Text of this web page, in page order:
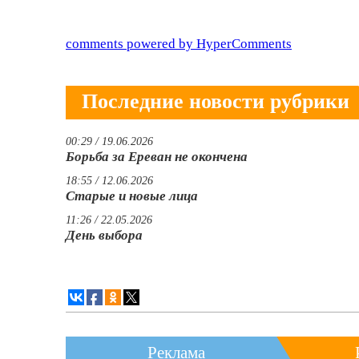
comments powered by HyperComments
Последние новости рубрики
00:29 / 19.06.2026
Борьба за Ереван не окончена
18:55 / 12.06.2026
Старые и новые лица
11:26 / 22.05.2026
День выбора
Реклама